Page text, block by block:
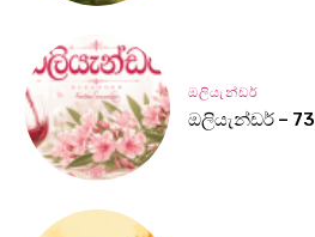
ඔලියැන්ඩර්
ඔලියැන්ඩර් – 73